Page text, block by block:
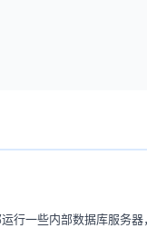
行一些内部数据库服务